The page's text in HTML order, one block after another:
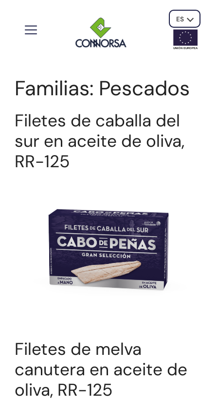
ES
UNIÓN EUROPEA
Familias: Pescados
Filetes de caballa del
sur en aceite de oliva,
RR-125
Filetes de melva
canutera en aceite de
oliva, RR-125